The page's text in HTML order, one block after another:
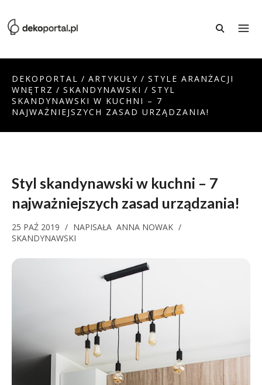
DEKOPORTAL / ARTYKUŁY / STYLE ARANŻACJI
WNĘTRZ / SKANDYNAWSKI / STYL
SKANDYNAWSKI W KUCHNI – 7
NAJWAŻNIEJSZYCH ZASAD URZĄDZANIA!
Styl skandynawski w kuchni – 7
najważniejszych zasad urządzania!
25 PAŹ 2019 / NAPISAŁA ANNA NOWAK /
SKANDYNAWSKI